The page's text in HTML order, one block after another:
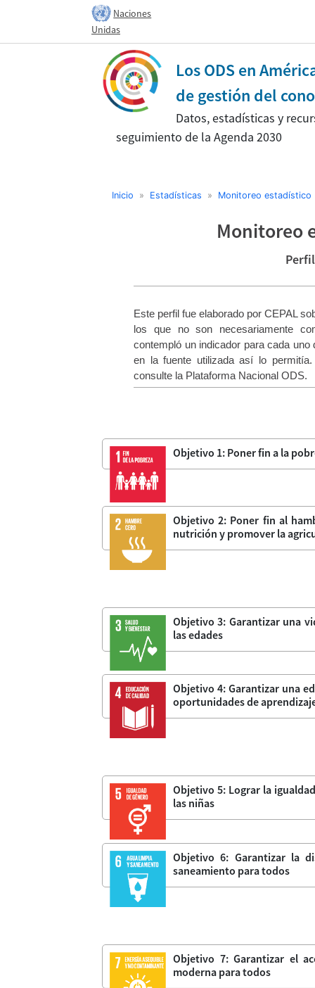
Naciones
Unidas
Los ODS en
de gestión del
Datos, estadísticas y
seguimiento de la Agenda 2030
Inicio » Estadísticas » Monitoreo estadístico
Monitoreo
Este perfil fue elaborado por CEPAL
los que no son necesariamente
contempló un indicador para cada
en la fuente utilizada así lo
consulte la Plataforma Nacional ODS.
Objetivo 1: Poner fin a la
Objetivo 2: Poner fin al
nutrición y promover la
Objetivo 3: Garantizar una
las edades
Objetivo 4: Garantizar una
oportunidades de
Objetivo 5: Lograr la
las niñas
Objetivo 6: Garantizar la
saneamiento para todos
Objetivo 7: Garantizar el
moderna para todos